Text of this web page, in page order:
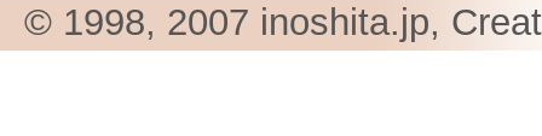
© 1998, 2007 inoshita.jp,